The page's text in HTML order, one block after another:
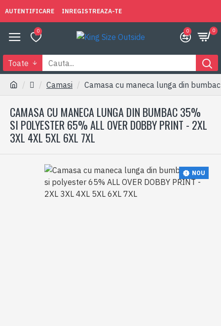
AUTENTIFICARE INREGISTREAZA-TE
0 0 0
Toate
Camasi Camasa cu maneca lunga din
CAMASA CU MANECA LUNGA DIN BUMBAC 35%
SI POLYESTER 65% ALL OVER DOBBY PRINT - 2XL
3XL 4XL 5XL 6XL 7XL
NOU